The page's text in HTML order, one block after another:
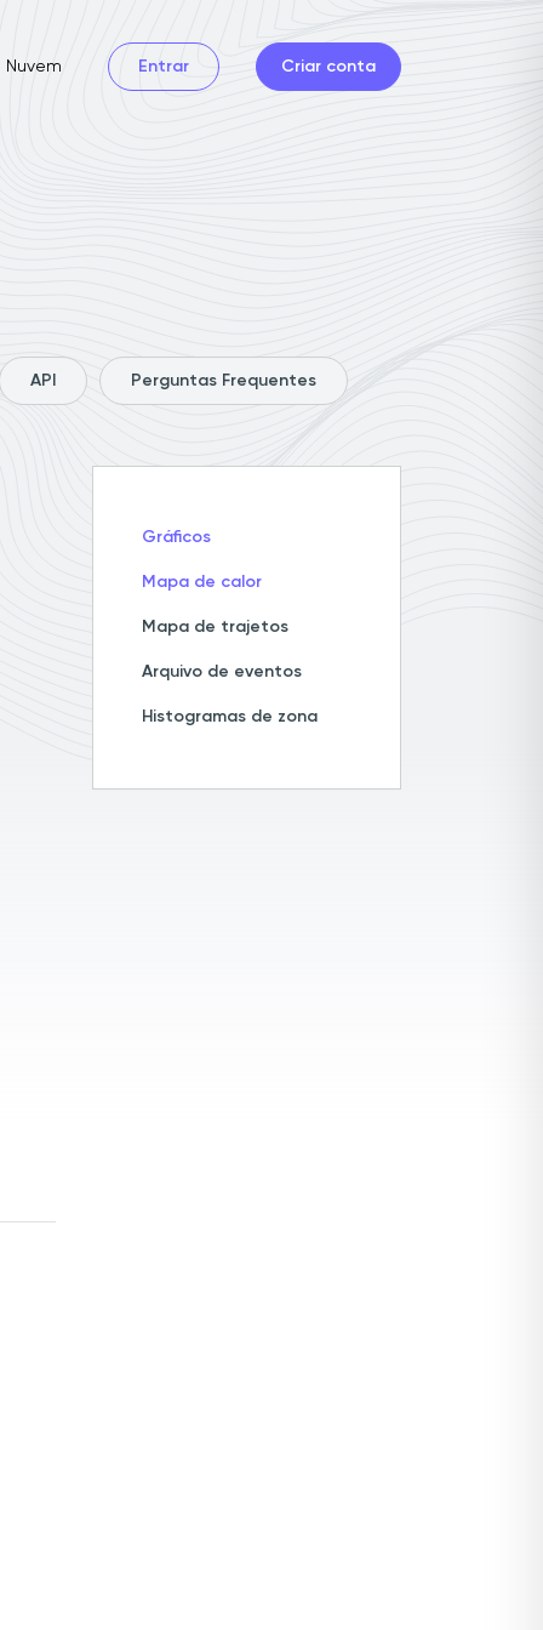
Nuvem Entrar Criar conta
API Perguntas Frequentes
Gráficos
Mapa de calor
Mapa de trajetos
Arquivo de eventos
Histogramas de zona